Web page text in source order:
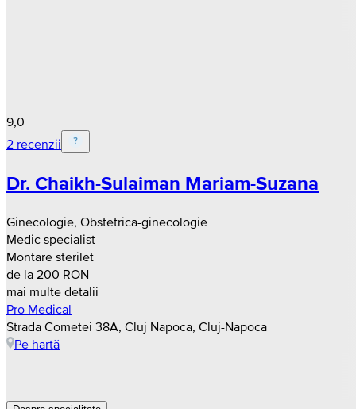
9,0
2 recenzii
Dr. Chaikh-Sulaiman Mariam-Suzana
Ginecologie, Obstetrica-ginecologie
Medic specialist
Montare sterilet
de la 200 RON
mai multe detalii
Pro Medical
Strada Cometei 38A, Cluj Napoca, Cluj-Napoca
Pe hartă